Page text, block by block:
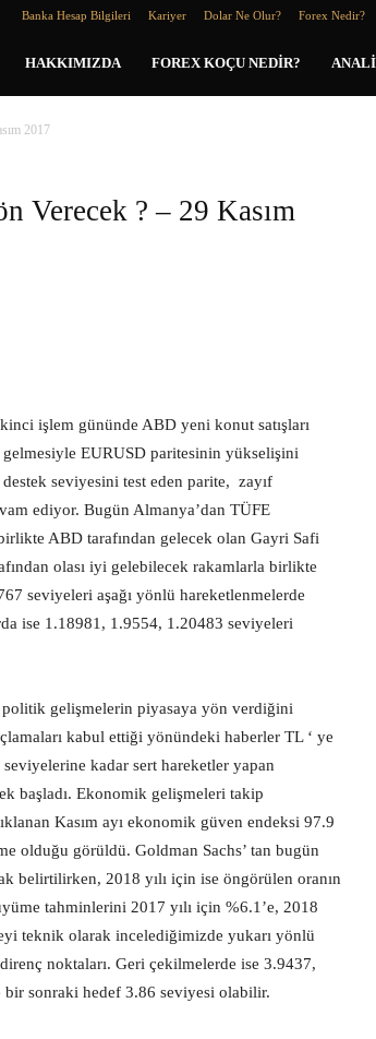
Banka Hesap Bilgileri Kariyer Dolar Ne Olur? Forex Nedir?
HAKKIMIZDA FOREX KOÇU NEDIR?
2017
Verecek ? – 29 Kasım
işlem gününde ABD yeni konut satışları
EURUSD paritesinin yükselişini
seviyesini test eden parite, zayıf
ediyor. Bugün Almanya’dan TÜFE
ABD tarafından gelecek olan Gayri Safi
olası iyi gelebilecek rakamlarla birlikte
seviyeleri aşağı yönlü hareketlenmelerde
ise 1.18981, 1.9554, 1.20483 seviyeleri
politik gelişmelerin piyasaya yön verdiğini
kabul ettiği yönündeki haberler TL ‘ ye
kadar sert hareketler yapan
başladı. Ekonomik gelişmeleri takip
Kasım ayı ekonomik güven endeksi 97.9
olduğu görüldü. Goldman Sachs’ tan bugün
belirtilirken, 2018 yılı için ise öngörülen oranın
tahminlerini 2017 yılı için %6.1’e, 2018
teknik olarak incelediğimizde yukarı yönlü
noktaları. Geri çekilmelerde ise 3.9437,
bir sonraki hedef 3.86 seviyesi olabilir.